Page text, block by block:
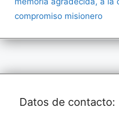
compromiso misionero
Datos de contacto: